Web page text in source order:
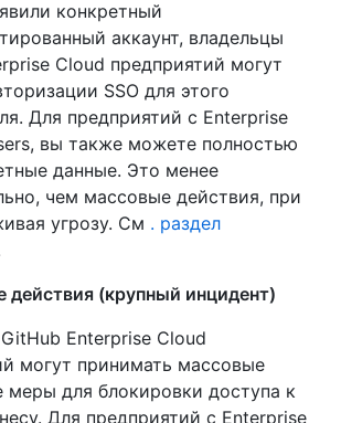
конкретный
аккаунт, владельцы
Cloud предприятий могут
SSO для этого
Для предприятий с Enterprise
вы также можете полностью
данные. Это менее
чем массовые действия, при
угрозу. См . раздел
действия (крупный инцидент)
Enterprise Cloud
могут принимать массовые
меры для блокировки доступа к
Для предприятий с Enterprise